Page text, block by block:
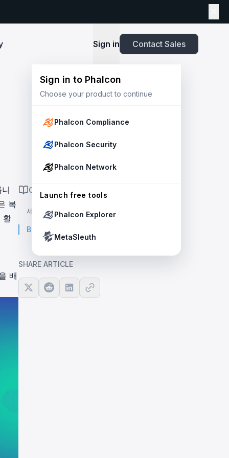
TOOLS
Enhance your blockchain explorer with
capabilities.
Simulation API
transaction.
USDT Freeze Checker
Tether’s blacklist in real time.
to shield your ecosystem and
and Secure Your Platform at
your tokenization contracts,
Playbook New
Whitepaper
Stablecoin Issuer Freeze Risk: A User-Centric
Report
2025 Crypto Crime Report
Handbook
Crypto Payment Compliance Handbook
Newsroom
news and featured stories.
Sign in
Sign in to Phalcon
Choose your product to continue
Phalcon Compliance
Phalcon Security
Phalcon Network
Launch free tools
Phalcon Explorer
MetaSleuth
Contact Sales
복
활
배
ON THIS PAGE
세부 분석: 종합 개요
BlockSec 소개
SHARE ARTICLE